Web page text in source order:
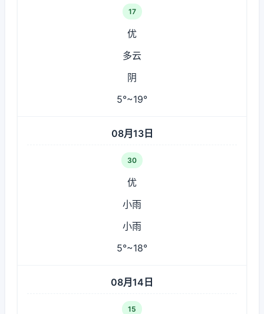
17
优
多云
阴
5°~19°
08月13日
30
优
小雨
小雨
5°~18°
08月14日
15